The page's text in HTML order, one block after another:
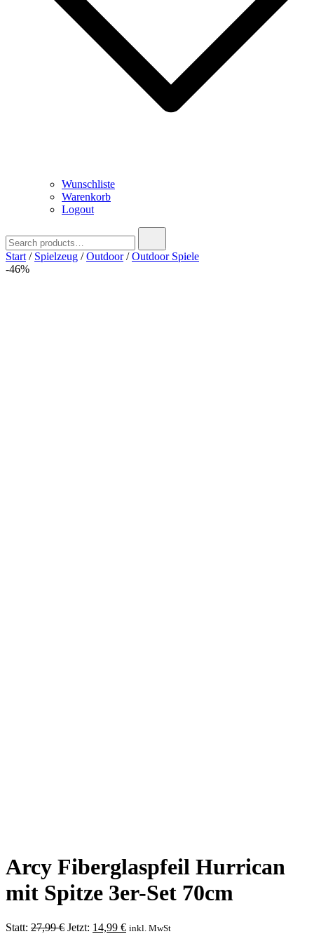
Wunschliste
Warenkorb
Logout
for:
Start / Spielzeug /Outdoor/Outdoor Spiele
-46%
Arcy Fiberglaspfeil Hurrican
mit Spitze 3er-Set 70cm
Statt: 27,99€ Ursprünglicher
Jetzt: 14,99 €Aktueller
inkl. MwSt